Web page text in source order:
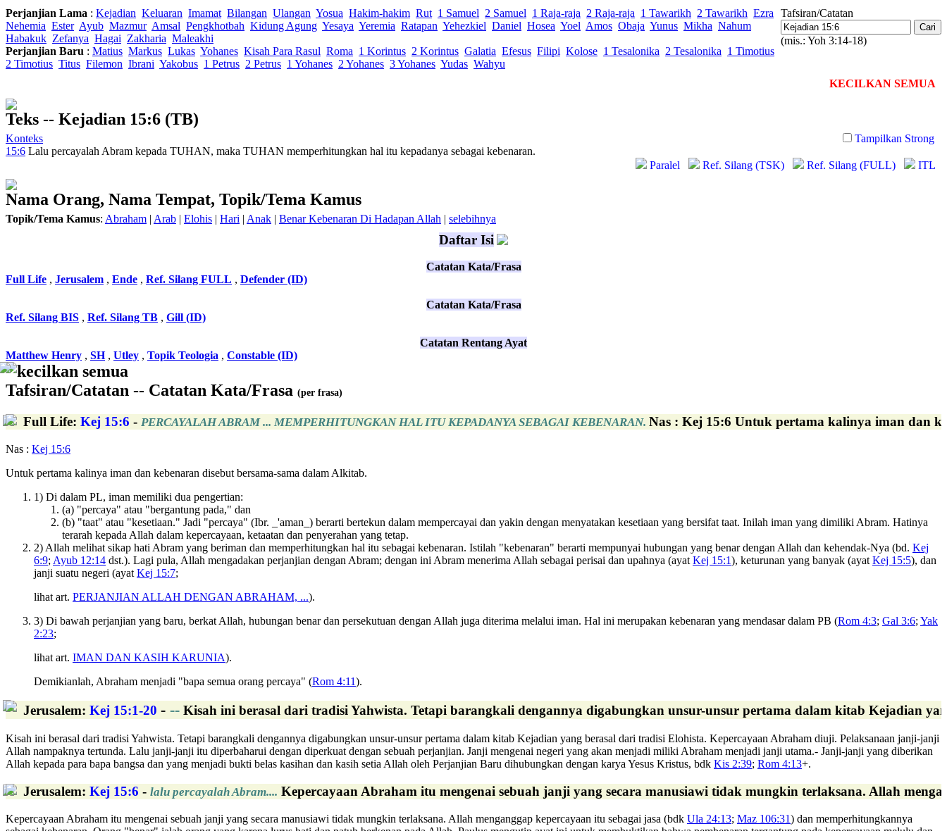
Tafsiran/Catatan
(mis.: Yoh 3:14-18)
Perjanjian Lama : Kejadian Keluaran Imamat Bilangan Ulangan Yosua Hakim-hakim Rut 1 Samuel 2 Samuel 1 Raja-raja 2 Raja-raja 1 Tawarikh 2 Tawarikh Ezra
Nehemia Ester Ayub Mazmur Amsal Pengkhotbah Kidung Agung Yesaya Yeremia Ratapan Yehezkiel Daniel Hosea Yoel Amos Obaja Yunus Mikha Nahum
Habakuk Zefanya Hagai Zakharia Maleakhi
Perjanjian Baru : Matius Markus Lukas Yohanes Kisah Para Rasul Roma 1 Korintus 2 Korintus Galatia Efesus Filipi Kolose 1 Tesalonika 2 Tesalonika 1 Timotius
2 Timotius Titus Filemon Ibrani Yakobus 1 Petrus 2 Petrus 1 Yohanes 2 Yohanes 3 Yohanes Yudas Wahyu
KECILKAN SEMUA
Teks -- Kejadian 15:6 (TB)
Tampilkan Strong
Konteks
15:6 Lalu percayalah Abram kepada TUHAN, maka TUHAN memperhitungkan hal itu kepadanya sebagai kebenaran.
Paralel
Ref. Silang (TSK) Ref. Silang (FULL) ITL
Nama Orang, Nama Tempat, Topik/Tema Kamus
Topik/Tema Kamus: Abraham | Arab | Elohis | Hari | Anak | Benar Kebenaran Di Hadapan Allah | selebihnya
Daftar Isi
Catatan Kata/Frasa
Full Life , Jerusalem , Ende , Ref. Silang FULL , Defender (ID)
Catatan Kata/Frasa
Ref. Silang BIS , Ref. Silang TB , Gill (ID)
Catatan Rentang Ayat
Matthew Henry , SH, Utley , Topik Teologia , Constable (ID)
kecilkan semua
Tafsiran/Catatan -- Catatan Kata/Frasa (per frasa)
Full Life: Kej 15:6 - PERCAYALAH ABRAM ... MEMPERHITUNGKAN HAL ITU KEPADANYA SEBAGAI KEBENARAN. Nas : Kej 15:6 Untuk pertama kalinya iman dan
Nas : Kej 15:6
Untuk pertama kalinya iman dan kebenaran disebut bersama-sama dalam Alkitab.
1) Di dalam PL, iman memiliki dua pengertian:
(a) "percaya" atau "bergantung pada," dan
(b) "taat" atau "kesetiaan." Jadi "percaya" (Ibr. _'aman_) berarti bertekun dalam mempercayai dan yakin dengan menyatakan kesetiaan yang bersifat taat. Inilah iman yang dimiliki Abram. Hatinya
terarah kepada Allah dalam kepercayaan, ketaatan dan penyerahan yang tetap.
2) Allah melihat sikap hati Abram yang beriman dan memperhitungkan hal itu sebagai kebenaran. Istilah "kebenaran" berarti mempunyai hubungan yang benar dengan Allah dan kehendak-Nya (bd. Kej
6:9; Ayub 12:14 dst.). Lagi pula, Allah mengadakan perjanjian dengan Abram; dengan ini Abram menerima Allah sebagai perisai dan upahnya (ayat Kej 15:1), keturunan yang banyak (ayat Kej 15:5), dan
janji suatu negeri (ayat Kej 15:7;
lihat art. PERJANJIAN ALLAH DENGAN ABRAHAM, ...).
3) Di bawah perjanjian yang baru, berkat Allah, hubungan benar dan persekutuan dengan Allah juga diterima melalui iman. Hal ini merupakan kebenaran yang mendasar dalam PB (Rom 4:3; Gal 3:6; Yak
2:23;
lihat art. IMAN DAN KASIH KARUNIA).
Demikianlah, Abraham menjadi "bapa semua orang percaya" (Rom 4:11).
Jerusalem: Kej 15:1-20 - -- Kisah ini berasal dari tradisi Yahwista. Tetapi barangkali dengannya digabungkan unsur-unsur pertama dalam kitab Kejadian
Kisah ini berasal dari tradisi Yahwista. Tetapi barangkali dengannya digabungkan unsur-unsur pertama dalam kitab Kejadian yang berasal dari tradisi Elohista. Kepercayaan Abraham diuji. Pelaksanaan janji-janji
Allah nampaknya tertunda. Lalu janji-janji itu diperbaharui dengan diperkuat dengan sebuah perjanjian. Janji mengenai negeri yang akan menjadi miliki Abraham menjadi janji utama.- Janji-janji yang diberikan
Allah kepada para bapa bangsa dan yang menjadi bukti belas kasihan dan kasih setia Allah oleh Perjanjian Baru dihubungkan dengan karya Yesus Kristus, bdk Kis 2:39; Rom 4:13+.
Jerusalem: Kej 15:6 - lalu percayalah Abram.... Kepercayaan Abraham itu mengenai sebuah janji yang secara manusiawi tidak mungkin terlaksana. Allah
Kepercayaan Abraham itu mengenai sebuah janji yang secara manusiawi tidak mungkin terlaksana. Allah menganggap kepercayaan itu sebagai jasa (bdk Ula 24:13; Maz 106:31) dan memperhitungkannya